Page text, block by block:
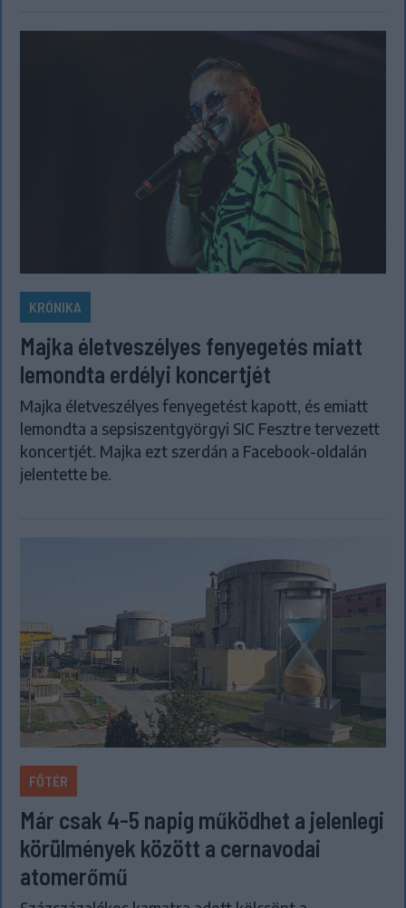
KRÓNIKA
Majka életveszélyes fenyegetés miatt
lemondta erdélyi koncertjét
Majka életveszélyes fenyegetést kapott, és emiatt
lemondta a sepsiszentgyörgyi SIC Fesztre tervezett
koncertjét. Majka ezt szerdán a Facebook-oldalán
jelentette be.
FŐTÉR
Már csak 4-5 napig működhet a jelenlegi
körülmények között a cernavodai
atomerőmű